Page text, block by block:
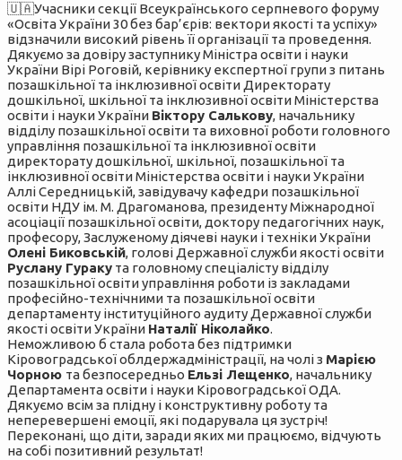
🇺🇦Учасники секції Всеукраїнського серпневого форуму
«Освіта України 30 без бар’єрів: вектори якості та успіху»
відзначили високий рівень її організації та проведення.
Дякуємо за довіру заступнику Міністра освіти і науки
України Вірі Роговій, керівнику експертної групи з питань
позашкільної та інклюзивної освіти Директорату
дошкільної, шкільної та інклюзивної освіти Міністерства
освіти і науки України Віктору Салькову, начальнику
відділу позашкільної освіти та виховної роботи головного
управління позашкільної та інклюзивної освіти
директорату дошкільної, шкільної, позашкільної та
інклюзивної освіти Міністерства освіти і науки України
Аллі Середницькій, завiдувачу кафедри позашкiльної
освiти НДУ iм. М. Драгоманова, президенту Міжнародної
асоціації позашкільної освіти, доктору педагогiчних наук,
професору, Заслуженому дiячеві науки i технiки України
Олені Биковській, голові Державної служби якості освіти
Руслану Гураку та головному спеціалісту відділу
позашкільної освіти управління роботи із закладами
професійно-технічними та позашкільної освіти
департаменту інституційного аудиту Державної служби
якості освіти України Наталії Ніколайко.
Неможливою б стала робота без підтримки
Кіровоградської облдержадміністрації, на чолі з Марією
Чорною та безпосередньо Ельзі Лещенко, начальнику
Департамента освіти і науки Кіровоградської ОДА.
Дякуємо всім за плідну і конструктивну роботу та
неперевершені емоції, які подарувала ця зустріч!
Переконані, що діти, заради яких ми працюємо, відчують
на собі позитивний результат!